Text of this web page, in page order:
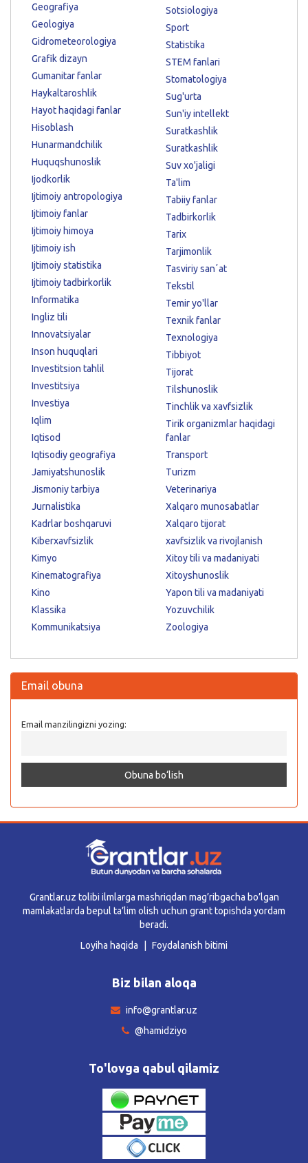
Geografiya
Geologiya
Gidrometeorologiya
Grafik dizayn
Gumanitar fanlar
Haykaltaroshlik
Hayot haqidagi fanlar
Hisoblash
Hunarmandchilik
Huquqshunoslik
Ijodkorlik
Ijtimoiy antropologiya
Ijtimoiy fanlar
Ijtimoiy himoya
Ijtimoiy ish
Ijtimoiy statistika
Ijtimoiy tadbirkorlik
Informatika
Ingliz tili
Innovatsiyalar
Inson huquqlari
Investitsion tahlil
Investitsiya
Investiya
Iqlim
Iqtisod
Iqtisodiy geografiya
Jamiyatshunoslik
Jismoniy tarbiya
Jurnalistika
Kadrlar boshqaruvi
Kiberxavfsizlik
Kimyo
Kinematografiya
Kino
Klassika
Kommunikatsiya
Sotsiologiya
Sport
Statistika
STEM fanlari
Stomatologiya
Sug'urta
Sun'iy intellekt
Suratkashlik
Suratkashlik
Suv xo'jaligi
Ta'lim
Tabiiy fanlar
Tadbirkorlik
Tarix
Tarjimonlik
Tasviriy sanʼat
Tekstil
Temir yo'llar
Texnik fanlar
Texnologiya
Tibbiyot
Tijorat
Tilshunoslik
Tinchlik va xavfsizlik
Tirik organizmlar haqidagi
fanlar
Transport
Turizm
Veterinariya
Xalqaro munosabatlar
Xalqaro tijorat
xavfsizlik va rivojlanish
Xitoy tili va madaniyati
Xitoyshunoslik
Yapon tili va madaniyati
Yozuvchilik
Zoologiya
Email obuna
Email manzilingizni yozing:
Grantlar.uz tolibi ilmlarga mashriqdan mag’ribgacha bo’lgan
mamlakatlarda bepul ta’lim olish uchun grant topishda yordam
beradi.
Loyiha haqida
Foydalanish bitimi
Biz bilan aloqa
info@grantlar.uz
@hamidziyo
To'lovga qabul qilamiz